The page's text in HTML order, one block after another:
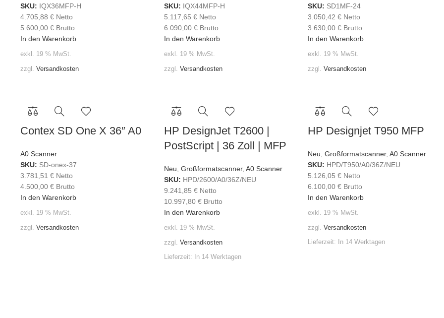
SKU: IQX36MFP-H
4.705,88 € Netto
5.600,00 € Brutto
In den Warenkorb
exkl. 19 % MwSt.
zzgl. Versandkosten
SKU: IQX44MFP-H
5.117,65 € Netto
6.090,00 € Brutto
In den Warenkorb
exkl. 19 % MwSt.
zzgl. Versandkosten
SKU: SD1MF-24
3.050,42 € Netto
3.630,00 € Brutto
In den Warenkorb
exkl. 19 % MwSt.
zzgl. Versandkosten
Contex SD One X 36″ A0
A0 Scanner
SKU: SD-onex-37
3.781,51 € Netto
4.500,00 € Brutto
In den Warenkorb
exkl. 19 % MwSt.
zzgl. Versandkosten
HP DesignJet T2600 |
PostScript | 36 Zoll | MFP
Neu Großformatscanner, A0 Scanner
SKU: HPD/2600/A0/36Z/NEU
9.241,85 € Netto
10.997,80 € Brutto
In den Warenkorb
exkl. 19 % MwSt.
zzgl. Versandkosten
Lieferzeit: In 14 Werktagen
HP Designjet T950 MFP
Neu Großformatscanner, A0 Scanner
SKU: HPD/T950/A0/36Z/NEU
5.126,05 € Netto
6.100,00 € Brutto
In den Warenkorb
exkl. 19 % MwSt.
zzgl. Versandkosten
Lieferzeit: In 14 Werktagen